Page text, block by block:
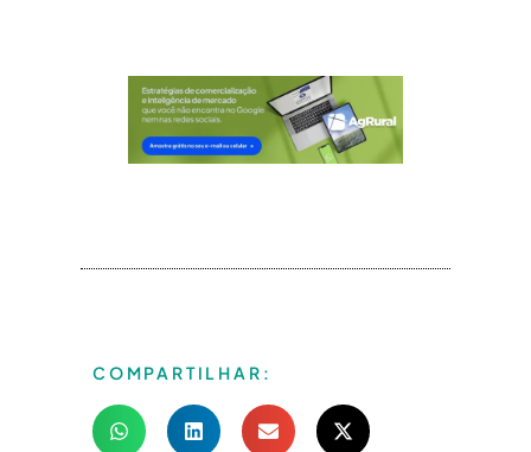
COMPARTILHAR: